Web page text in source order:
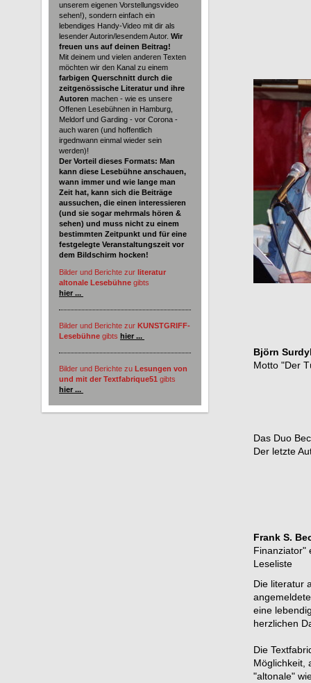
unserem eigenen Vorstellungsvideo
sehen!), sondern einfach ein
lebendiges Handy-Video mit dir als
lesender Autorin/lesendem Autor. Wir
freuen uns auf deinen Beitrag!
Mit deinem und vielen anderen Texten
möchten wir den Kanal zu einem
farbigen Querschnitt durch die
zeitgenössische Literatur und ihre
Autoren machen - wie es unsere
Offenen Lesebühnen in Hamburg,
Meldorf und Garding - vor Corona -
auch waren (und hoffentlich
irgednwann einmal wieder sein
werden)!
Der Vorteil dieses Formats: Man
kann diese Lesebühne anschauen,
wann immer und wie lange man
Zeit hat, kann sich die Beiträge
aussuchen, die einen interessieren
(und sie sogar mehrmals hören &
sehen) und muss nicht zu einem
bestimmten Zeitpunkt und für eine
festgelegte Veranstaltungszeit vor
dem Bildschirm hocken!
Bilder und Berichte zur literatur
altonale Lesebühne gibts
hier ...
Bilder und Berichte zur KUNSTGRIFF-
Lesebühne gibts hier ...
Bilder und Berichte zu Lesungen von
und mit der Textfabrique51 gibts
hier ...
Björn
Motto "Der
Das Duo
Der letzte
Frank S.
Finanziator"
Leseliste
Die literatur
eine
herzlichen
Die
Möglichkeit,
"altonale"